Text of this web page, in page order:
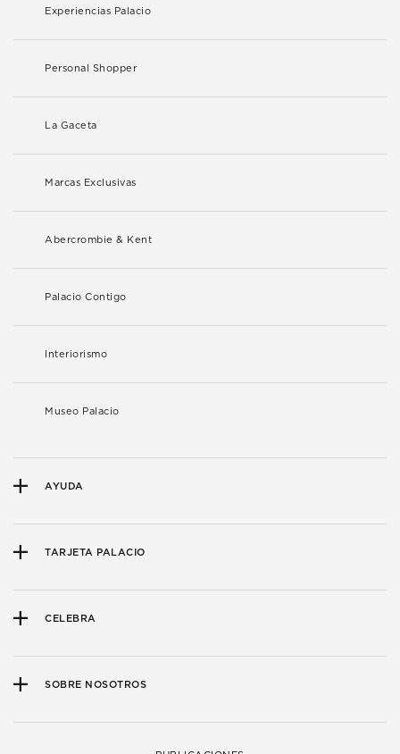
Experiencias Palacio
Personal Shopper
La Gaceta
Marcas Exclusivas
Abercrombie & Kent
Palacio Contigo
Interiorismo
Museo Palacio
AYUDA
TARJETA PALACIO
CELEBRA
SOBRE NOSOTROS